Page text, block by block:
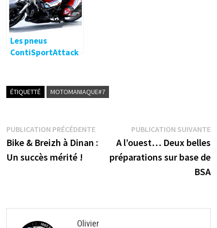
Les pneus
ContiSportAttack
ÉTIQUETTÉ MOTOMANIAQUE#7
Navigation
de
PUBLICATION PRÉCÉDENTEPublication
précédente :
Bike & Breizh à Dinan :
Un succès mérité !
PUBLICATION SUIVANTE
A l’ouest… Deux belles
préparations sur base de
BSA
Olivier